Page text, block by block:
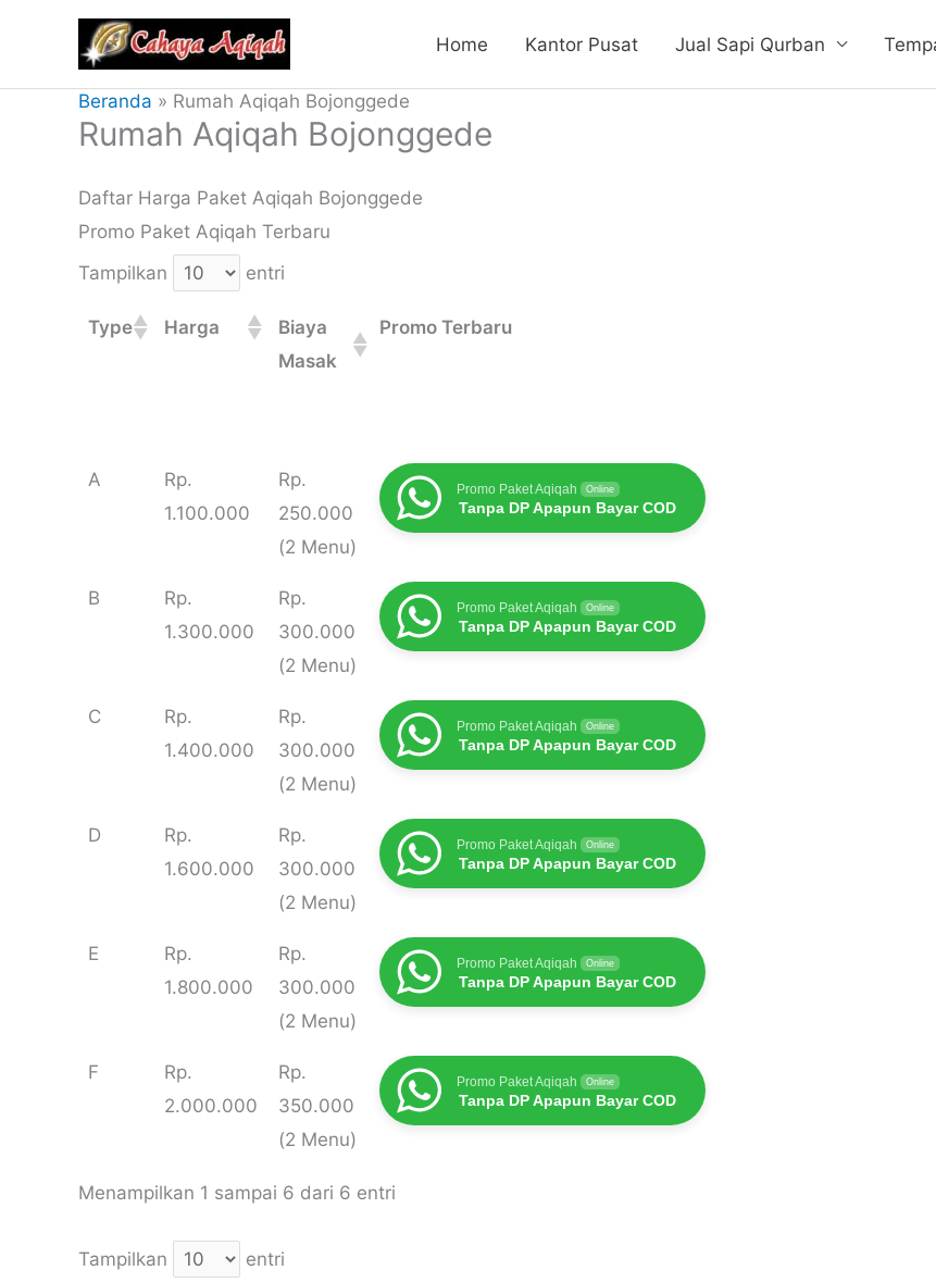
konten
Home Kantor Pusat Jual Sapi Qurban
Beranda Rumah Aqiqah Bojonggede
Rumah Aqiqah Bojonggede
Daftar Harga Paket Aqiqah Bojonggede
Promo Paket Aqiqah Terbaru
Tampilkan
entri
Type Harga
Biaya
Masak
Promo Terbaru
Type
Harga
Biaya
Masak
Promo Terbaru
A
Rp.
1.100.000
Rp.
250.000
(2 Menu)
Promo Paket Aqiqah Online
Tanpa DP Apapun Bayar COD
B
Rp.
1.300.000
Rp.
300.000
(2 Menu)
Promo Paket Aqiqah Online
Tanpa DP Apapun Bayar COD
C
Rp.
1.400.000
Rp.
300.000
(2 Menu)
Promo Paket Aqiqah Online
Tanpa DP Apapun Bayar COD
D
Rp.
1.600.000
Rp.
300.000
(2 Menu)
Promo Paket Aqiqah Online
Tanpa DP Apapun Bayar COD
E
Rp.
1.800.000
Rp.
300.000
(2 Menu)
Promo Paket Aqiqah Online
Tanpa DP Apapun Bayar COD
F
Rp.
2.000.000
Rp.
350.000
(2 Menu)
Promo Paket Aqiqah Online
Tanpa DP Apapun Bayar COD
Menampilkan 1 sampai 6 dari 6 entri
Tampilkan entri